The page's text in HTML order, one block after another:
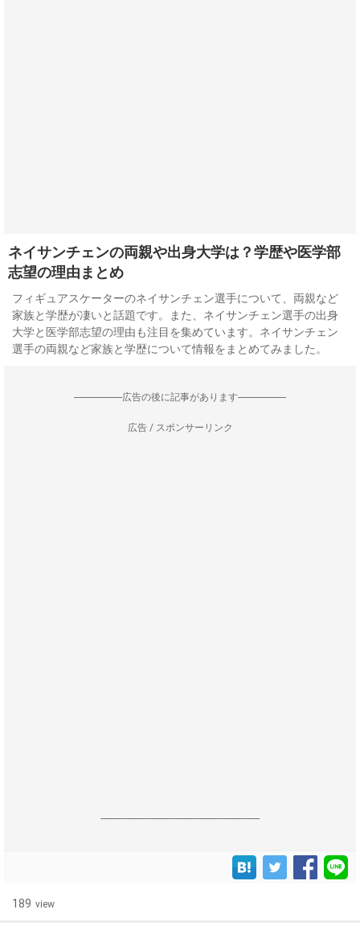
ネイサンチェンの両親や出身大学は？学歴や医学部
志望の理由まとめ
フィギュアスケーターのネイサンチェン選手について、両親など
家族と学歴が凄いと話題です。また、ネイサンチェン選手の出身
大学と医学部志望の理由も注目を集めています。ネイサンチェン
選手の両親など家族と学歴について情報をまとめてみました。
--------------------広告の後に記事があります--------------------
広告 / スポンサーリンク
------------------------------------------------------------------
189 view